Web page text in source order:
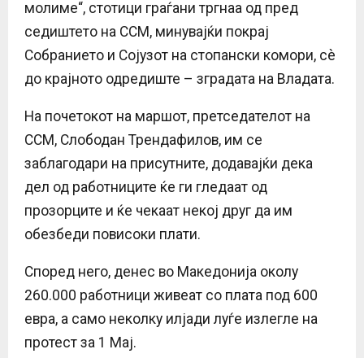
молиме“, стотици граѓани тргнаа од пред
седиштето на ССМ, минувајќи покрај
Собранието и Сојузот на стопански комори, сè
до крајното одредиште – зградата на Владата.
На почетокот на маршот, претседателот на
ССМ, Слободан Трендафилов, им се
заблагодари на присутните, додавајќи дека
дел од работниците ќе ги гледаат од
прозорците и ќе чекаат некој друг да им
обезбеди повисоки плати.
Според него, денес во Македонија околу
260.000 работници живеат со плата под 600
евра, а само неколку илјади луѓе излегле на
протест за 1 Мај.